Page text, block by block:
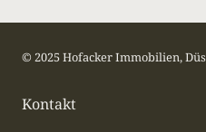
© 2025 Hofacker Immobilien,
Kontakt